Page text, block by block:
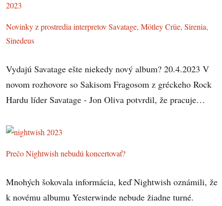
Novinky z prostredia interpretov Savatage, Mötley Crüe, Sirenia,
Sinedeus
Vydajú Savatage ešte niekedy nový album? 20.4.2023 V
novom rozhovore so Sakisom Fragosom z gréckeho Rock
Hardu líder Savatage - Jon Oliva potvrdil, že pracuje…
Prečo Nightwish nebudú koncertovať?
Mnohých šokovala informácia, keď Nightwish oznámili, že
k novému albumu Yesterwinde nebude žiadne turné.